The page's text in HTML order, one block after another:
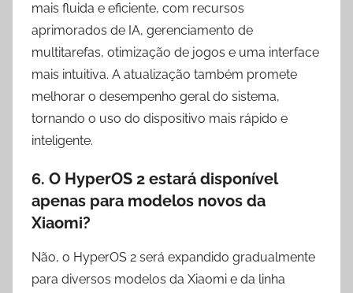
mais fluida e eficiente, com recursos
aprimorados de IA, gerenciamento de
multitarefas, otimização de jogos e uma interface
mais intuitiva. A atualização também promete
melhorar o desempenho geral do sistema,
tornando o uso do dispositivo mais rápido e
inteligente.
6. O HyperOS 2 estará disponível
apenas para modelos novos da
Xiaomi?
Não, o HyperOS 2 será expandido gradualmente
para diversos modelos da Xiaomi e da linha